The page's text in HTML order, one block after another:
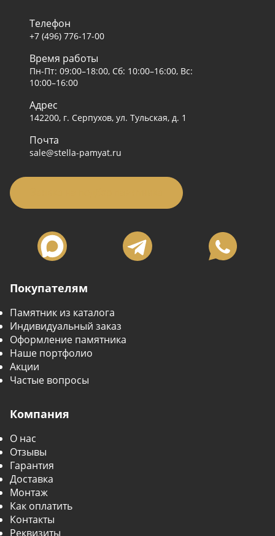
Покупателям
Памятник из каталога
Индивидуальный заказ
Оформление памятника
Наше портфолио
Акции
Частые вопросы
Компания
О нас
Отзывы
Гарантия
Доставка
Монтаж
Как оплатить
Контакты
Реквизиты
Телефон
+7 (496) 776-17-00
Время работы
Пн-Пт: 09:00–18:00, Сб: 10:00–16:00, Вс:
10:00–16:00
Адрес
142200, г. Серпухов, ул. Тульская, д. 1
Почта
sale@stella-pamyat.ru